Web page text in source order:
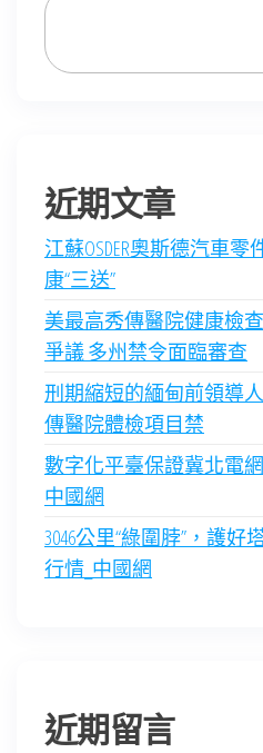
近期文章
江蘇OSDER奧斯德汽車
康“三送”
美最高秀傳醫院健康檢
爭議 多州禁令面臨審查
刑期縮短的緬甸前領導
傳醫院體檢項目禁
數字化平臺保證冀北電
中國網
3046公里“綠圍脖”，護
行情_中國網
近期留言